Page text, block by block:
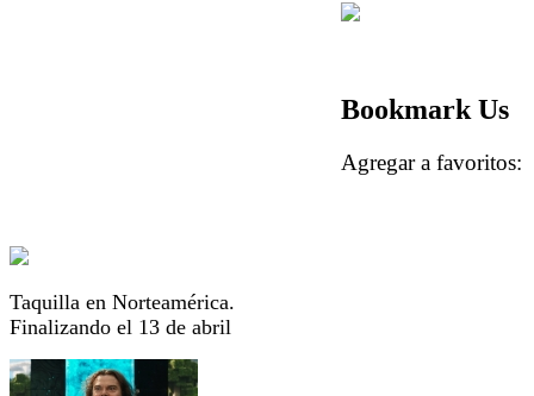
Taquilla en Norteamérica.
Finalizando el 13 de abril
Bookmark Us
Agregar a